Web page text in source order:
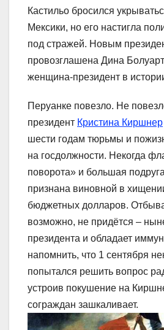
Кастильо бросился
Мексики, но его настигла
под стражей. Новым
провозглашена Дина
женщина-президент в
Перуанке повезло. Не
президент Кристина Киршнер
шести годам тюрьмы и
на госдолжности. Некогда
поворота» и большая
признана виновной в
бюджетных долларов.
возможно, не придётся –
президента и обладает
напомнить, что 1 сентября
попытался решить вопрос
устроив покушение на
сограждан зашкаливает.